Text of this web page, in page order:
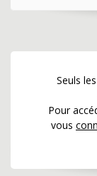
Seuls les
Pour
vous